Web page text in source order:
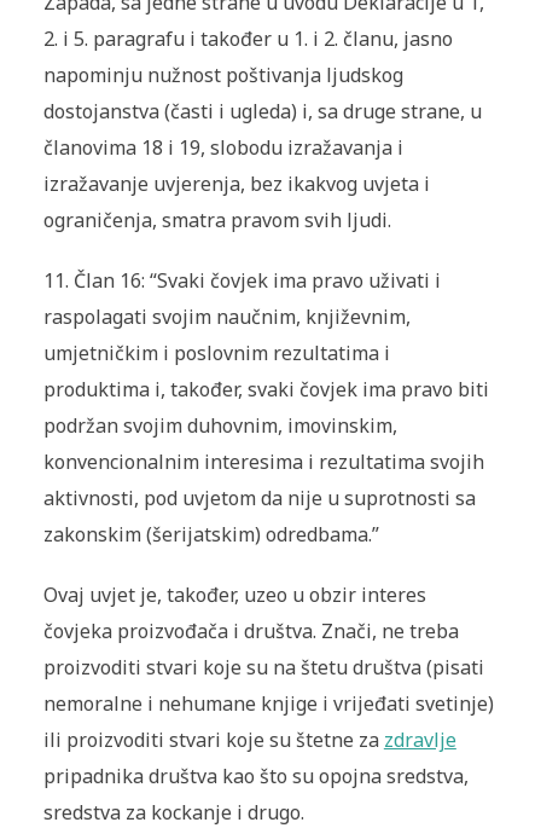
2. i 5. paragrafu i također u 1. i 2. članu, jasno
napominju nužnost poštivanja ljudskog
dostojanstva (časti i ugleda) i, sa druge strane, u
članovima 18 i 19, slobodu izražavanja i
izražavanje uvjerenja, bez ikakvog uvjeta i
ograničenja, smatra pravom svih ljudi.
11. Član 16: “Svaki čovjek ima pravo uživati i
raspolagati svojim naučnim, književnim,
umjetničkim i poslovnim rezultatima i
produktima i, također, svaki čovjek ima pravo biti
podržan svojim duhovnim, imovinskim,
konvencionalnim interesima i rezultatima svojih
aktivnosti, pod uvjetom da nije u suprotnosti sa
zakonskim (šerijatskim) odredbama.”
Ovaj uvjet je, također, uzeo u obzir interes
čovjeka proizvođača i društva. Znači, ne treba
proizvoditi stvari koje su na štetu društva (pisati
nemoralne i nehumane knjige i vrijeđati svetinje)
ili proizvoditi stvari koje su štetne za zdravlje
pripadnika društva kao što su opojna sredstva,
sredstva za kockanje i drugo.